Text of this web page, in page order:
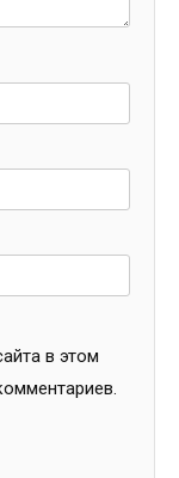
в этом